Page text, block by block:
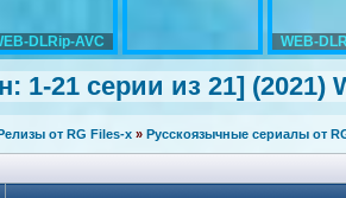
DLRip-AVC WEB-
1-21 серии из 21] (2021)
от RG Files-x » Русскоязычные сериалы от